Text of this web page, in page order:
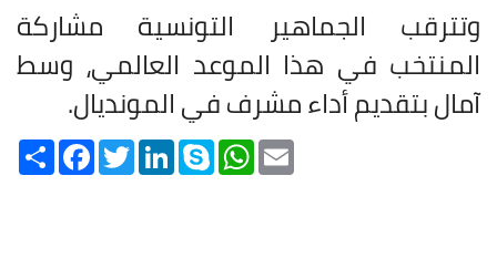
وتترقب الجماهير التونسية مشاركة
المنتخب في هذا الموعد العالمي، وسط
آمال بتقديم أداء مشرف في المونديال.
Share FacebookTwitterLinkedInSkype WhatsApp